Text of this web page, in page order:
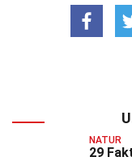
NATUR
29